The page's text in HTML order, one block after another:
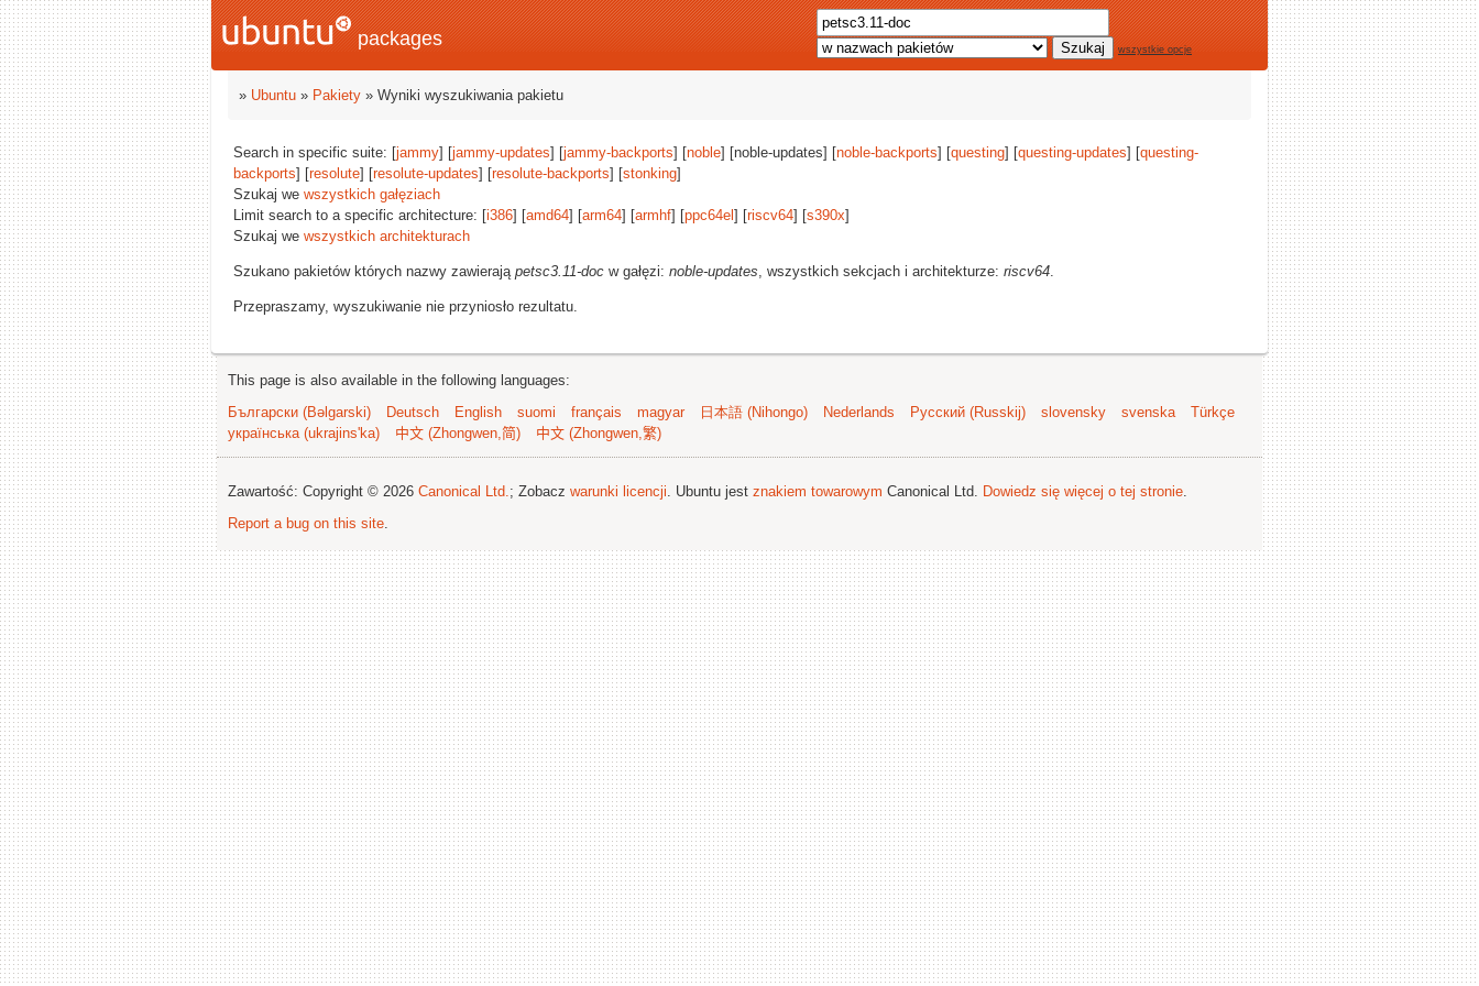
packages wszystkie opcje
» Ubuntu » Pakiety » Wyniki wyszukiwania pakietu
Search in specific suite: [jammy] [jammy-updates] [jammy-backports] [noble] [noble-updates] [noble-backports] [questing] [questing-updates] [questing-
backports] [resolute] [resolute-updates] [resolute-backports] [stonking]
Szukaj we wszystkich gałęziach
Limit search to a specific architecture: [i386] [amd64] [arm64] [armhf] [ppc64el ] [riscv64] [s390x]
Szukaj we wszystkich architekturach
Szukano pakietów których nazwy zawierają petsc3.11-doc w gałęzi: noble-updates, wszystkich sekcjach i architekturze: riscv64.
Przepraszamy, wyszukiwanie nie przyniosło rezultatu.
This page is also available in the following languages:
Български (Bəlgarski)
Deutsch English suomi français magyar 日本語 (Nihongo) Nederlands Русский (Russkij) slovensky svenska
Türkçe
українська (ukrajins'ka)
中文 (Zhongwen,简) 中文 (Zhongwen,繁)
Zawartość: Copyright © 2026 Canonical Ltd.; Zobacz warunki licencji. Ubuntu jest znakiem towarowym Canonical Ltd. Dowiedz się więcej o tej stronie.
Report a bug on this site.